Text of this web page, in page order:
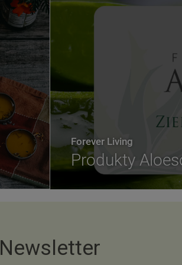
Forever Living
Produkty
Newsletter